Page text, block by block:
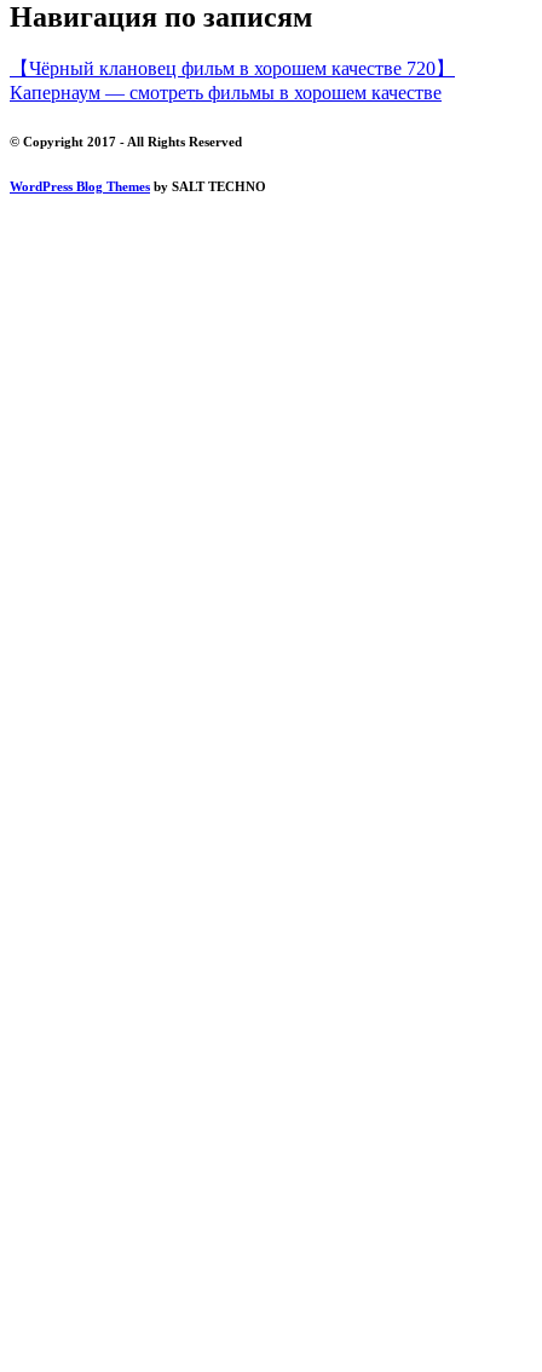
Навигация по записям
【Чёрный клановец фильм в хорошем качестве 720】
Капернаум — смотреть фильмы в хорошем качестве
© Copyright 2017 - All Rights Reserved
WordPress Blog Themes by SALT TECHNO